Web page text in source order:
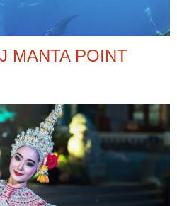
MANTA POINT